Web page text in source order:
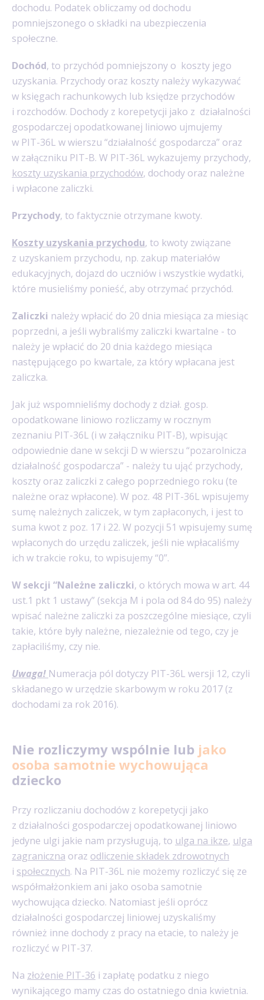
dochodu. Podatek obliczamy od dochodu
pomniejszonego o składki na ubezpieczenia
społeczne.
Dochód, to przychód pomniejszony o koszty jego
uzyskania. Przychody oraz koszty należy wykazywać
w księgach rachunkowych lub księdze przychodów
i rozchodów. Dochody z korepetycji jako z działalności
gospodarczej opodatkowanej liniowo ujmujemy
w PIT-36L w wierszu “działalność gospodarcza” oraz
w załączniku PIT-B. W PIT-36L wykazujemy przychody,
koszty uzyskania przychodów, dochody oraz należne
i wpłacone zaliczki.
Przychody, to faktycznie otrzymane kwoty.
Koszty uzyskania przychodu, to kwoty związane
z uzyskaniem przychodu, np. zakup materiałów
edukacyjnych, dojazd do uczniów i wszystkie wydatki,
które musieliśmy ponieść, aby otrzymać przychód.
Zaliczki należy wpłacić do 20 dnia miesiąca za miesiąc
poprzedni, a jeśli wybraliśmy zaliczki kwartalne - to
należy je wpłacić do 20 dnia każdego miesiąca
następującego po kwartale, za który wpłacana jest
zaliczka.
Jak już wspomnieliśmy dochody z dział. gosp.
opodatkowane liniowo rozliczamy w rocznym
zeznaniu PIT-36L (i w załączniku PIT-B), wpisując
odpowiednie dane w sekcji D w wierszu “pozarolnicza
działalność gospodarcza” - należy tu ująć przychody,
koszty oraz zaliczki z całego poprzedniego roku (te
należne oraz wpłacone). W poz. 48 PIT-36L wpisujemy
sumę należnych zaliczek, w tym zapłaconych, i jest to
suma kwot z poz. 17 i 22. W pozycji 51 wpisujemy sumę
wpłaconych do urzędu zaliczek, jeśli nie wpłacaliśmy
ich w trakcie roku, to wpisujemy “0”.
W sekcji “Należne zaliczki, o których mowa w art. 44
ust.1 pkt 1 ustawy” (sekcja M i pola od 84 do 95) należy
wpisać należne zaliczki za poszczególne miesiące, czyli
takie, które były należne, niezależnie od tego, czy je
zapłaciliśmy, czy nie.
Uwaga! Numeracja pól dotyczy PIT-36L wersji 12, czyli
składanego w urzędzie skarbowym w roku 2017 (z
dochodami za rok 2016).
Nie rozliczymy wspólnie lub jako
osoba samotnie wychowująca
dziecko
Przy rozliczaniu dochodów z korepetycji jako
z działalności gospodarczej opodatkowanej liniowo
jedyne ulgi jakie nam przysługują, to ulga na ikze, ulga
zagraniczna oraz odliczenie składek zdrowotnych
i społecznych. Na PIT-36L nie możemy rozliczyć się ze
współmałżonkiem ani jako osoba samotnie
wychowująca dziecko. Natomiast jeśli oprócz
działalności gospodarczej liniowej uzyskaliśmy
również inne dochody z pracy na etacie, to należy je
rozliczyć w PIT-37.
Na złożenie PIT-36 i zapłatę podatku z niego
wynikającego mamy czas do ostatniego dnia kwietnia.